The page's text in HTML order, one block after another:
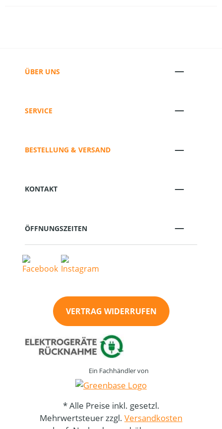
ÜBER UNS
SERVICE
BESTELLUNG & VERSAND
KONTAKT
ÖFFNUNGSZEITEN
VERTRAG WIDERRUFEN
Ein Fachhändler von
* Alle Preise inkl. gesetzl.
Mehrwertsteuer zzgl. Versandkosten